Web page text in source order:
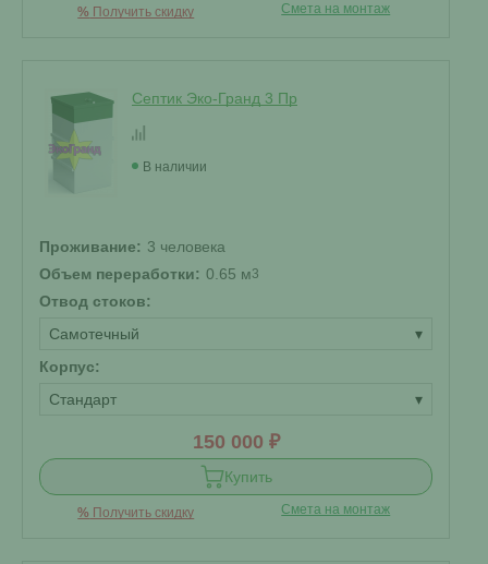
% Получить скидку Смета на монтаж
Септик Эко-Гранд 3 Пр
В наличии
Проживание: 3 человека
Объем переработки: 0.65 м3
Отвод стоков:
Самотечный
▾
Корпус:
Стандарт
▾
150 000 ₽
Купить
% Получить скидку Смета на монтаж